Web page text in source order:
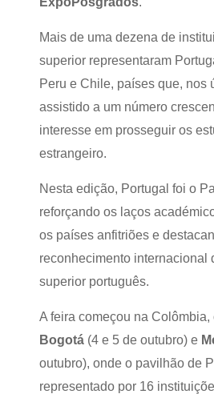
Mais de uma dezena de
superior representaram
Peru e Chile, países que, nos
assistido a um número
interesse em prosseguir os
estrangeiro.
Nesta edição, Portugal foi o
reforçando os laços
os países anfitriões e
reconhecimento internacional
superior português.
A feira começou na Colômbia,
Bogotá (4 e 5 de outubro) e
outubro), onde o pavilhão de
representado por 16